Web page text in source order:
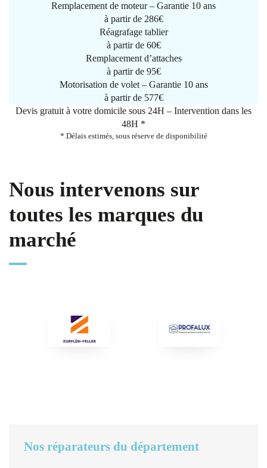
Remplacement de moteur – Garantie 10 ans
à partir de 286€
Réagrafage tablier
à partir de 60€
Remplacement d’attaches
à partir de 95€
Motorisation de volet – Garantie 10 ans
à partir de 577€
Devis gratuit à votre domicile sous 24H – Intervention dans les
48H *
* Délais estimés, sous réserve de disponibilité
Nous intervenons sur
toutes les marques du
marché
Nos réparateurs du département